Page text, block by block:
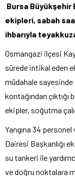
Bursa Büyükşehir
ekipleri, sabah
ihbarıyla
Osmangazi ilçesi
sürede intikal eden
müdahale sayesinde
kontağından çıktığı
ekipler, soğutma
Yangına 34
Dairesi Başkanlığı
su tankeri ile
ve doğru noktalara